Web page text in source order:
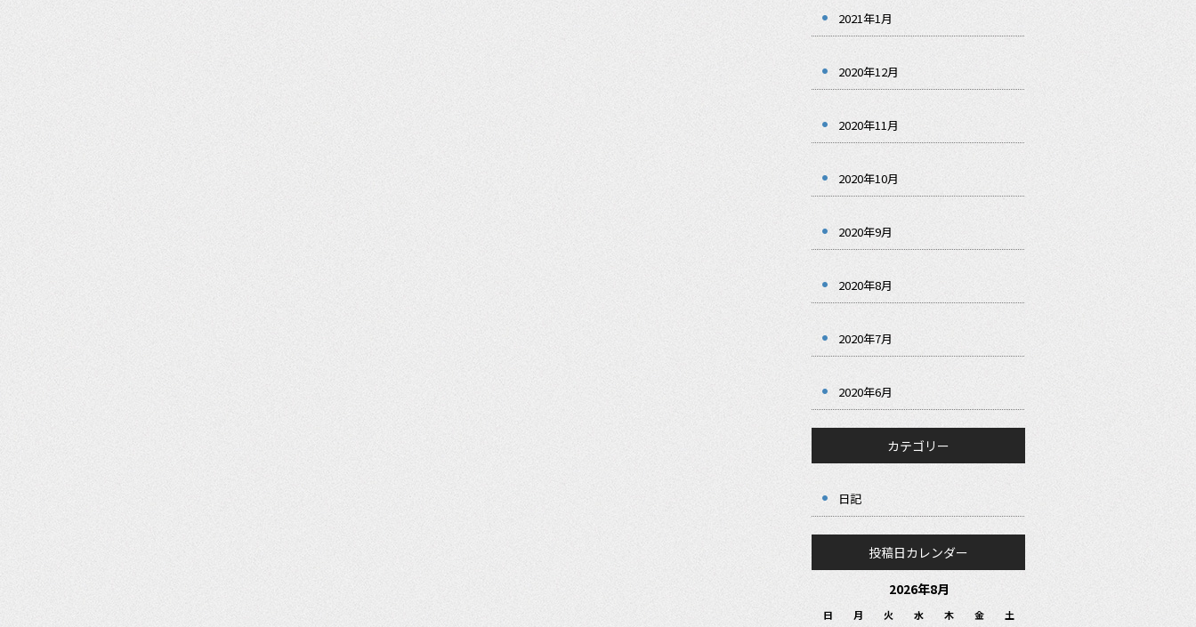
2021年1月
2020年12月
2020年11月
2020年10月
2020年9月
2020年8月
2020年7月
2020年6月
カテゴリー
日記
投稿日カレンダー
2026年8月
日 月 火 水 木 金 土